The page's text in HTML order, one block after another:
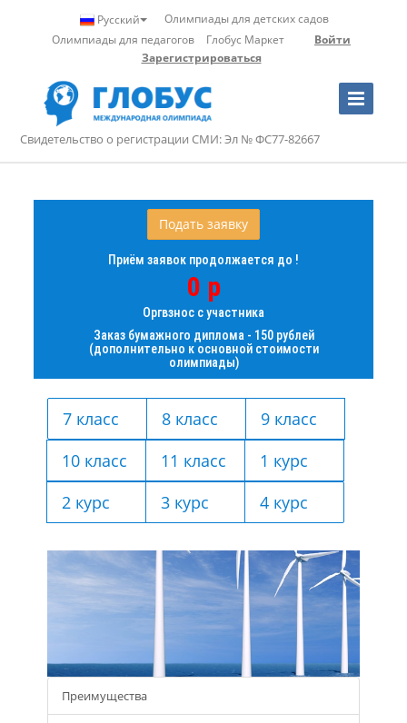
Русский
Олимпиады для детских садов
Олимпиады для педагогов
Глобус Маркет
Войти
Зарегистрироваться
Toggle
Navigation
Свидетельство о регистрации СМИ: Эл № ФС77-82667
Подать заявку
Приём заявок продолжается до !
0 р
Оргвзнос с участника
Заказ бумажного диплома - 150 рублей
(дополнительно к основной стоимости
олимпиады)
7 класс 8 класс
9 класс
10 класс
11 класс
1 курс
2 курс
3 курс 4 курс
Преимущества